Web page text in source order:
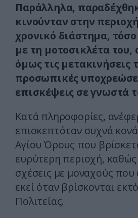
Παράλληλα,
κινούνταν στην
χρονικό διάστημα,
με τη μοτοσικλέτα του,
όμως τις μετακινήσεις
προσωπικές
επισκέψεις σε γνωστά
Κατά πληροφορίες,
επισκεπτόταν συχνά
Αγίου Όρους που
ευρύτερη περιοχή, καθώς
σχέσεις με μοναχούς που
εκεί όταν βρίσκονται
Πολιτείας.